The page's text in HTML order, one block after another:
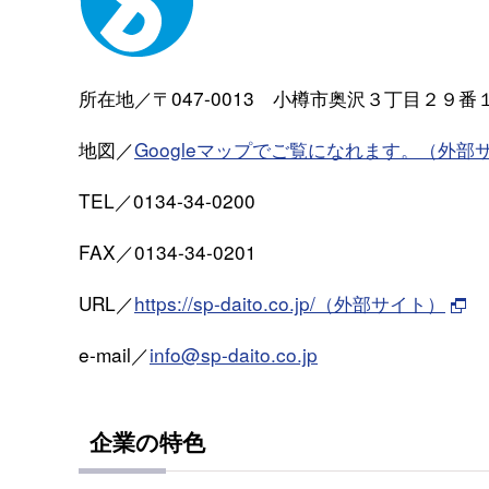
所在地／〒047-0013 小樽市奥沢３丁目２９番
地図／Googleマップでご覧になれます。（外部サ
TEL／0134-34-0200
FAX／0134-34-0201
URL／https://sp-daito.co.jp/（外部サイト）
e-mail／info@sp-daito.co.jp
企業の特色